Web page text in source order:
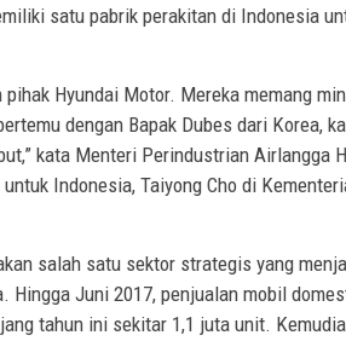
satu pabrik perakitan di Indonesia
Hyundai Motor. Mereka memang
dengan Bapak Dubes dari Korea,
kata Menteri Perindustrian Airlangga
Indonesia, Taiyong Cho di
salah satu sektor strategis yang
Hingga Juni 2017, penjualan mobil
tahun ini sekitar 1,1 juta unit.